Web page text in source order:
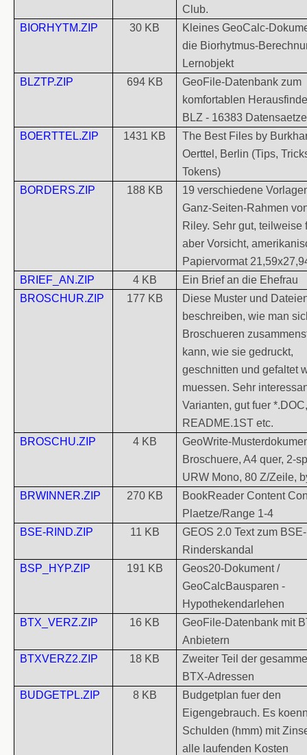
Club.
BIORHYTM.ZIP
30 KB
Kleines GeoCalc-
die Biorhytmus-
Lernobjekt
BLZTP.ZIP
694 KB
GeoFile-Datenbank zum
komfortablen
BLZ - 16383 Datensaetze
BOERTTEL.ZIP
1431 KB
The Best Files by
Oerttel, Berlin (Tips,
Tokens)
BORDERS.ZIP
188 KB
19 verschiedene
Ganz-Seiten-Rahmen
Riley. Sehr gut, teilweise
aber Vorsicht,
Papiervormat
BRIEF_AN.ZIP
4 KB
Ein Brief an die Ehefrau
BROSCHUR.ZIP
177 KB
Diese Muster und
beschreiben, wie man
Broschueren
kann, wie sie gedruckt,
geschnitten und gefaltet
muessen. Sehr
Varianten, gut fuer *.DOC,
README.1ST etc.
BROSCHU.ZIP
4 KB
GeoWrite-
Broschuere, A4 quer, 2-
URW Mono, 80 Z/Zeile,
BRWINNER.ZIP
270 KB
BookReader Content
Plaetze/Range 1-4
BSE-RIND.ZIP
11 KB
GEOS 2.0 Text zum BSE-
Rinderskandal
BSP_HYP.ZIP
191 KB
Geos20-Dokument /
GeoCalcBausparen -
Hypothekendarlehen
BTX_VERZ.ZIP
16 KB
GeoFile-Datenbank mit
Anbietern
BTXVERZ2.ZIP
18 KB
Zweiter Teil der
BTX-Adressen
BUDGETPL.ZIP
8 KB
Budgetplan fuer den
Eigengebrauch. Es
Schulden (hmm) mit
alle laufenden Kosten